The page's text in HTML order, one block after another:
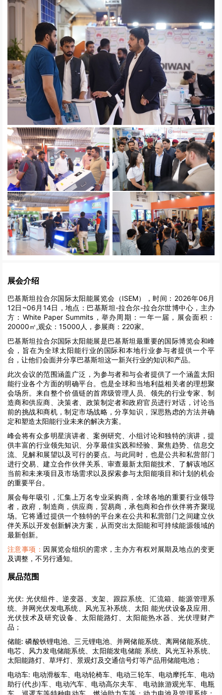
展会介绍
巴基斯坦拉合尔国际太阳能展览会（ISEM），时间：2026年06月
12日~06月14日，地点：巴基斯坦-拉合尔-拉合尔世博中心，主办
方：White Paper Summits，举办周期：一年一届，展会面积：
20000㎡,观众：15000人，参展商：220家。
巴基斯坦拉合尔国际太阳能展是巴基斯坦最重要的国际博览会和峰
会，旨在为全球太阳能行业的国际和本地行业参与者提供一个平
台，让他们会面并分享巴基斯坦这一新兴行业的知识和产品。
此次会议的范围涵盖广泛，为参与者和与会者提供了一个涵盖太阳
能行业各个方面的明确平台。也是全球和当地利益相关者的理想聚
会场所。来自整个价值链的首席级管理人员、领先的行业专家、制
造商和供应商、决策者、政策制定者和政府官员进行对话，讨论当
前的挑战和商机，制定市场战略，分享知识，深思熟虑的方法并确
定和塑造太阳能行业未来的解决方案。
峰会将有众多明星演讲者、案例研究、小组讨论和独特的演讲，提
供丰富的行业领先知识、分享最佳实践和经验、聚焦趋势、信息交
流、见解和展望以及可行的要点。与此同时，也是公共和私营部门
进行交易、建立合作伙伴关系、审查最新太阳能技术、了解该地区
当前和未来项目及市场需求以及探索参与太阳能项目和计划的机会
的重要平台。
展会每年吸引，汇集上万名专业采购商，全球各地的重要行业领导
者，政府，制造商，供应商，贸易商，承包商和合作伙伴将齐聚现
场。它将通过提供一个独特的平台来在公共和私营部门之间建立伙
伴关系以开发创新解决方案，从而突出太阳能和可持续能源领域的
最新创新。
注意事项： 因展览会组织的需求，主办方有权对展期及地点的变更
及调整，不另行通知。
展品范围
光伏: 光伏组件、逆变器、支架、跟踪系统、汇流箱、能源管理系
统、并网光伏发电系统、风光互补系统、太阳 能光伏设备及应用、
光伏技术及研究设备、太阳能路灯、太阳能热水器、光伏理财产
品；
储能: 磷酸铁锂电池、三元锂电池、并网储能系统、离网储能系统、
电芯、风力发电储能系统、太阳能发电储能 系统、风光互补系统、
太阳能路灯、草坪灯、景观灯及交通信号灯等产品用储能电池；
电动车: 电动滑板车、电动轮椅车、电动三轮车、电动摩托车、电动
助行(代步)车、电动汽车、电动高尔夫车、 电动旅游观光车、电瓶